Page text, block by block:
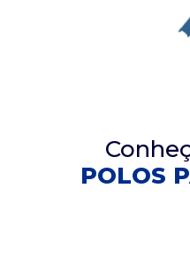
POLOS